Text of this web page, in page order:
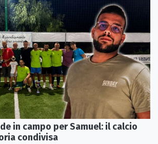
in campo per Samuel: il calcio
condivisa